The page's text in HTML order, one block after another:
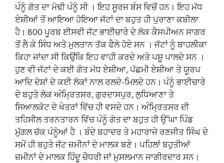
ਪੰਨੂੰ ਗੋਤ ਦਾ ਮੋਢੀ ਪੰਨੂੰ ਸੀ । ਇਹ ਸੂਰਜ ਬੰਸ ਵਿਚੋਂ ਹਨ। ਇਹ ਮੱਧ
ਏਸ਼ੀਆਂ ਤੋਂ ਆਇਆ ਹੋਇਆ ਜੱਟਾਂ ਦਾ ਬਹੁਤ ਹੀ ਪੁਰਾਣਾ ਕਬੀਲਾ
ਹੈ। 800 ਪੂਰਬ ਈਸਵੀ ਜੱਟ ਭਾਈਚਾਰੇ ਦੇ ਲੋਕ ਕੈਸਪੀਅਨ ਸਾਗਰ
ਤੋਂ ਲੈ ਕੇ ਸਿੰਧ ਅਤੇ ਮੁਲਤਾਨ ਤੱਕ ਫੈਲੇ ਹੋਏ ਸਨ । ਜੱਟਾਂ ਨੂੰ ਬਾਹਲੀਕਾ
ਕਿਹਾ ਜਾਂਦਾ ਸੀ ਕਿਉਂਕਿ ਇਹ ਵਾਹੀ ਕਰਦੇ ਅਤੇ ਪਸ਼ੂ ਪਾਲਦੇ ਸਨ ।
ਹੁਣ ਵੀ ਜੱਟਾਂ ਦੇ ਕਈ ਗੋਤ ਮੱਧ ਏਸ਼ੀਆ, ਪੱਛਮੀ ਏਸ਼ੀਆ ਤੇ ਯੂਰਪ
ਆਦਿ ਦੇਸ਼ਾਂ ਦੇ ਕਈ ਲੋਕਾਂ ਨਾਲ ਰਲਦੇ-ਮਿਲਦੇ ਹਨ। ਪੰਨੂੰ ਭਾਈਚਾਰੇ
ਦੇ ਬਹੁਤੇ ਲੋਕ ਅੰਮ੍ਰਿਤਸਰ, ਗੁਰਦਾਸਪੁਰ, ਲੁਧਿਆਣਾ ਤੇ
ਸਿਆਲਕੋਟ ਦੇ ਖੇਤਰਾਂ ਵਿੱਚ ਹੀ ਵਸਦੇ ਹਨ। ਅੰਮ੍ਰਿਤਸਰ ਦੀ
ਤਹਿਸੀਲ ਤਰਨਤਾਰਨ ਵਿੱਚ ਪੰਨੂੰ ਗੋਤ ਦਾ ਬਹੁਤ ਹੀ ਉੱਘਾ ਪਿੰਡ
ਮੁੱਗਲ ਚੱਕ ਪੰਨੂੰਆਂ ਹੈ । ਬੰਦੇ ਬਹਾਦਰ ਤੇ ਮਹਾਰਾਜੇ ਰਣਜੀਤ ਸਿੰਘ ਦੇ
ਸਮੇਂ ਹੀ ਬਹੁਤੇ ਜੱਟ ਜ਼ਮੀਨਾਂ ਦੇ ਮਾਲਕ ਬਣੇ। ਪਹਿਲਾਂ ਬਹੁਤੀਆਂ
ਜ਼ਮੀਨਾਂ ਦੇ ਮਾਲਕ ਹਿੰਦੂ ਚੌਧਰੀ ਜਾਂ ਮੁਸਲਮਾਨ ਜਾਗੀਰਦਾਰ ਸਨ।